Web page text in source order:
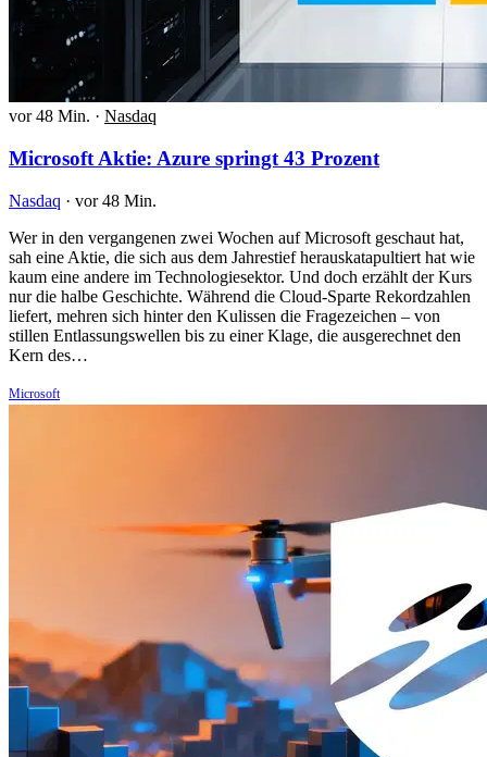
vor 48 Min. · Nasdaq
Microsoft Aktie: Azure springt 43 Prozent
Nasdaq · vor 48 Min.
Wer in den vergangenen zwei Wochen auf Microsoft geschaut hat,
sah eine Aktie, die sich aus dem Jahrestief herauskatapultiert hat wie
kaum eine andere im Technologiesektor. Und doch erzählt der Kurs
nur die halbe Geschichte. Während die Cloud-Sparte Rekordzahlen
liefert, mehren sich hinter den Kulissen die Fragezeichen – von
stillen Entlassungswellen bis zu einer Klage, die ausgerechnet den
Kern des…
Microsoft